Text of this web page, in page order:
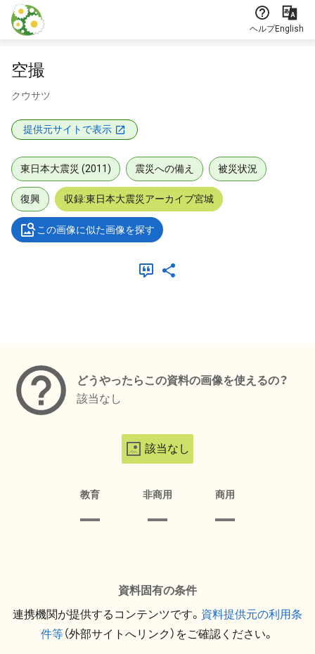
本文に飛ぶ
ヘルプEnglish
空撮
クウサツ
提供元サイトで表示
東日本大震災 (2011) 震災への備え 被災状況
復興 収録:東日本大震災アーカイブ宮城
この画像に似た画像を探す
どうやったらこの資料の画像を使えるの？
該当なし
該当なし
教育 非商用 商用
資料固有の条件
連携機関が提供するコンテンツです。 資料提供元の利用条
件等（外部サイトへリンク）をご確認ください。